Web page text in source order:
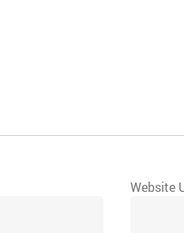
Website